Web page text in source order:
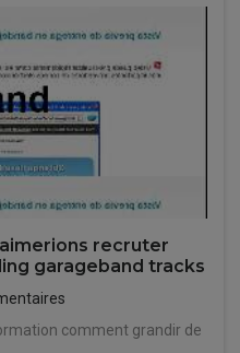
recruter
garageband tracks
comment grandir de